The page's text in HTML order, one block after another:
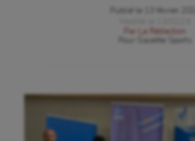
Publié le
13 février 2024
Par
La Rédaction
Gazette Sports